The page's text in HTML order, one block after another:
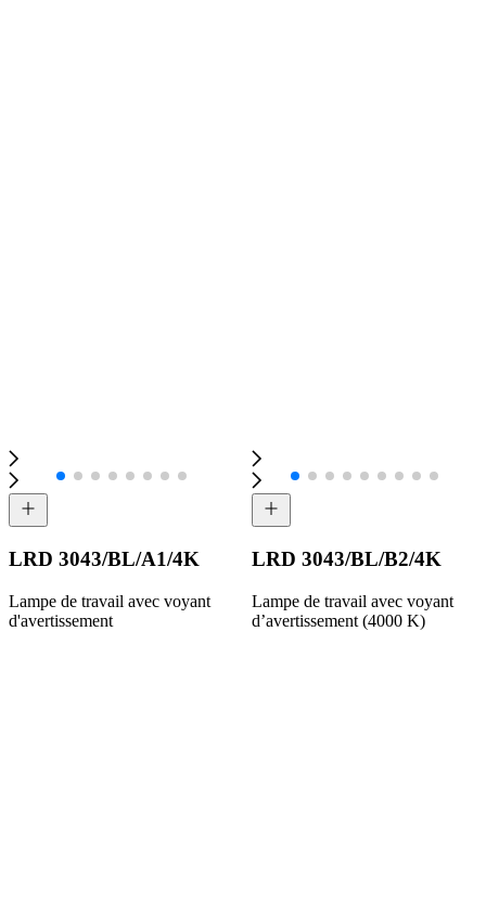
LRD 3043/BL/A1/4K
Lampe de travail avec voyant
d'avertissement
LRD 3043/BL/B2/4K
Lampe de travail avec voyant
d’avertissement (4000 K)